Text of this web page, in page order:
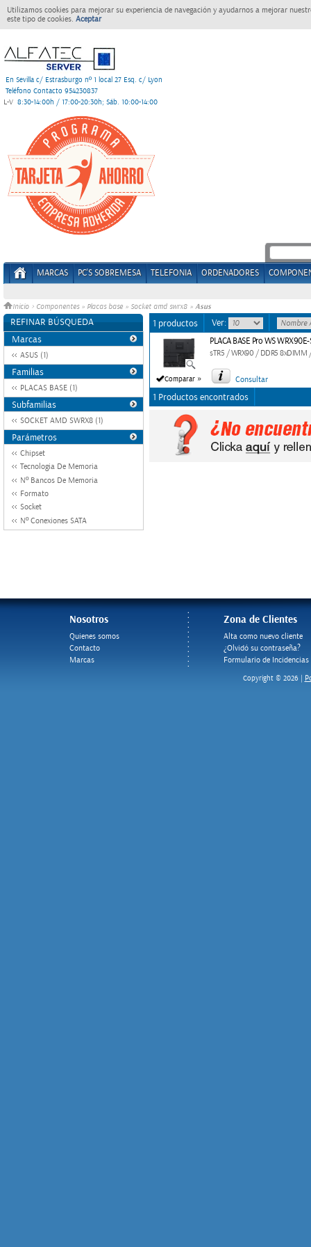
Utilizamos cookies para mejorar su experiencia de navegación y ayudarnos a mejorar
este tipo de cookies. Aceptar
En Sevilla c/ Estrasburgo nº 1 local 27 Esq. c/ Lyon
Teléfono Contacto 954230837
L-V 8:30-14:00h / 17:00-20:30h; Sáb. 10:00-14:00
MARCAS PC'S SOBREMESA TELEFONIA ORDENADORES
Inicio > Componentes » Placas base » Socket amd swrx8 » Asus
REFINAR BÚSQUEDA
Marcas
ASUS (1)
Familias
PLACAS BASE (1)
Subfamilias
SOCKET AMD SWRX8 (1)
Parámetros
Chipset
Tecnologia De Memoria
Nº Bancos De Memoria
Formato
Socket
Nº Conexiones SATA
1 productos Ver:
Comparar »
PLACA BASE Pro WS WRX90E-
sTR5 / WRX90 / DDR5 8xDIMM
Consultar
1 Productos encontrados
Nosotros
Quienes somos
Contacto
Marcas
Zona de Clientes
Alta como nuevo cliente
¿Olvidó su contraseña?
Formulario de Incidencias
Copyright © 2026 |